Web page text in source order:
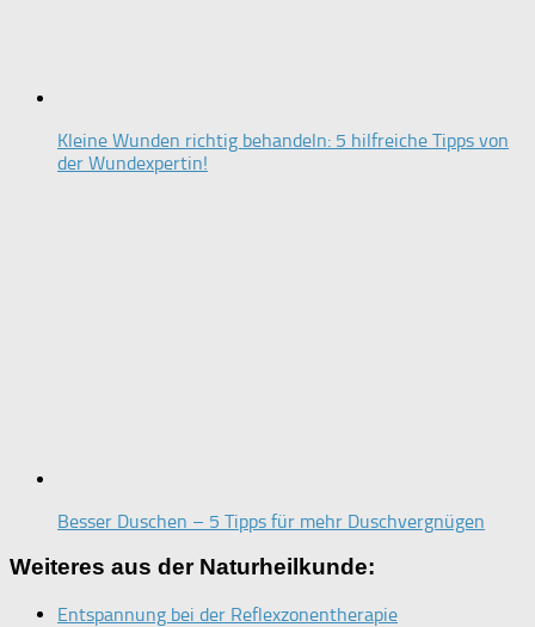
Kleine Wunden richtig behandeln: 5 hilfreiche Tipps von
der Wundexpertin!
Besser Duschen – 5 Tipps für mehr Duschvergnügen
Weiteres aus der Naturheilkunde:
Entspannung bei der Reflexzonentherapie